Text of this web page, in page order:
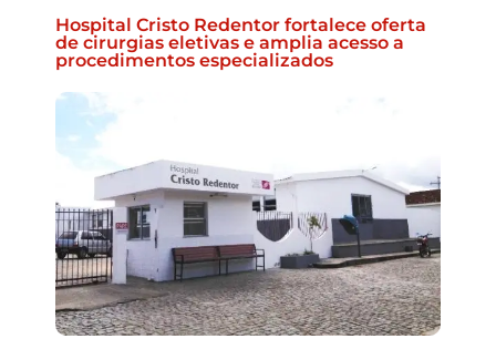
Hospital Cristo Redentor fortalece oferta
de cirurgias eletivas e amplia acesso a
procedimentos especializados